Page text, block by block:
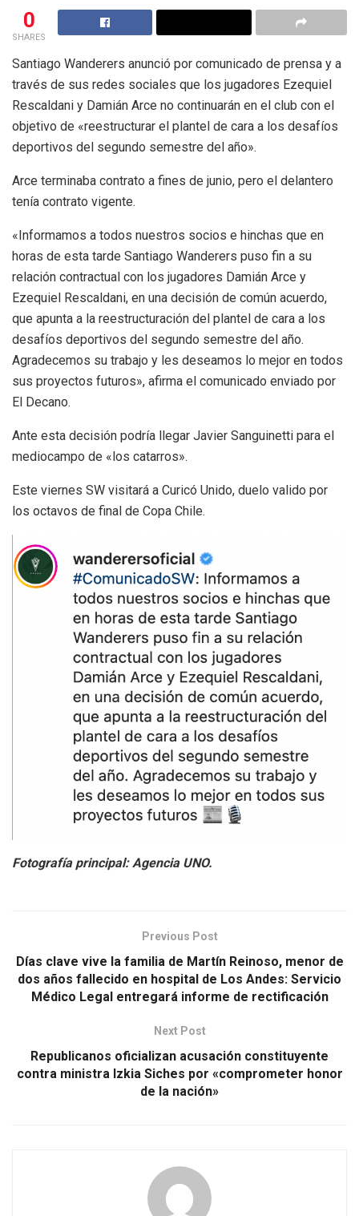
0
SHARES
Santiago Wanderers anunció por comunicado de prensa y a
través de sus redes sociales que los jugadores Ezequiel
Rescaldani y Damián Arce no continuarán en el club con el
objetivo de «reestructurar el plantel de cara a los desafíos
deportivos del segundo semestre del año».
Arce terminaba contrato a fines de junio, pero el delantero
tenía contrato vigente.
«Informamos a todos nuestros socios e hinchas que en
horas de esta tarde Santiago Wanderers puso fin a su
relación contractual con los jugadores Damián Arce y
Ezequiel Rescaldani, en una decisión de común acuerdo,
que apunta a la reestructuración del plantel de cara a los
desafíos deportivos del segundo semestre del año.
Agradecemos su trabajo y les deseamos lo mejor en todos
sus proyectos futuros», afirma el comunicado enviado por
El Decano.
Ante esta decisión podría llegar Javier Sanguinetti para el
mediocampo de «los catarros».
Este viernes SW visitará a Curicó Unido, duelo valido por
los octavos de final de Copa Chile.
Fotografía principal: Agencia UNO.
Previous Post
Días clave vive la familia de Martín Reinoso, menor de
dos años fallecido en hospital de Los Andes: Servicio
Médico Legal entregará informe de rectificación
Next Post
Republicanos oficializan acusación constituyente
contra ministra Izkia Siches por «comprometer honor
de la nación»